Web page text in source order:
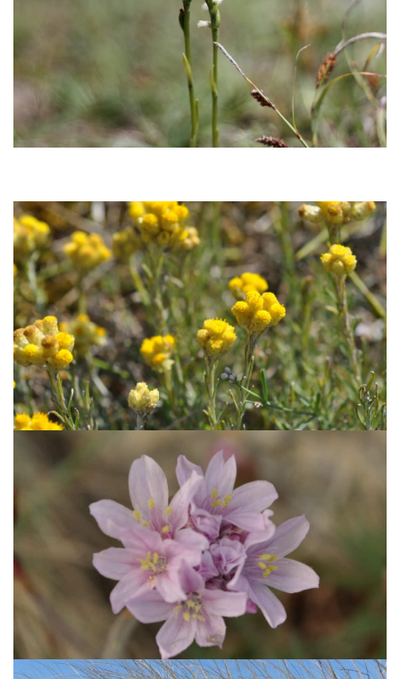
Spiranthe d'été
En savoir +
Immortelle des dunes
En savoir +
Armérie maritime
En savoir +